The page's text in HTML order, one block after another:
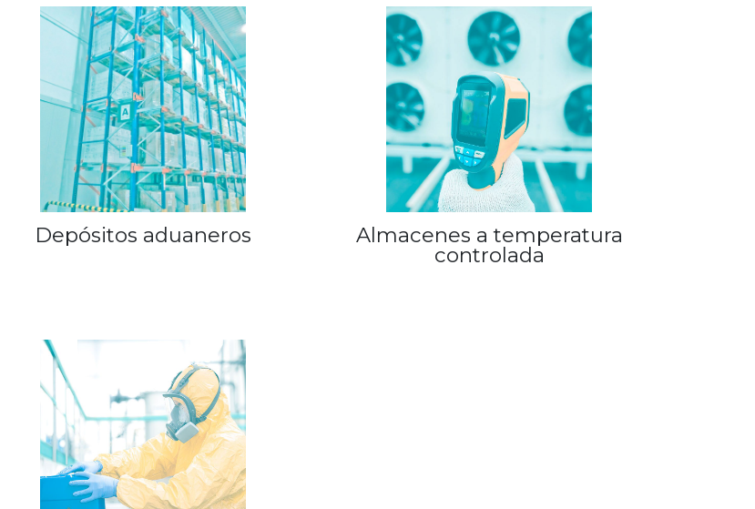
Depósitos aduaneros Almacenes a temperatura
controlada